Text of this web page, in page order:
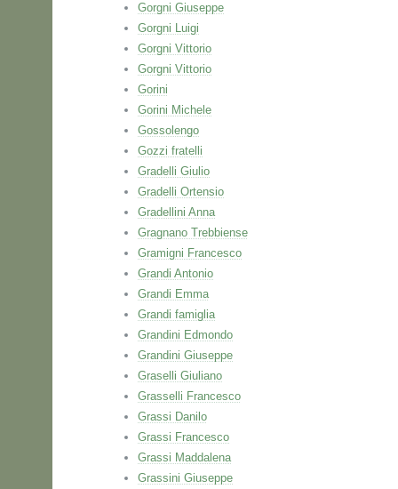
Gorgni Giuseppe
Gorgni Luigi
Gorgni Vittorio
Gorgni Vittorio
Gorini
Gorini Michele
Gossolengo
Gozzi fratelli
Gradelli Giulio
Gradelli Ortensio
Gradellini Anna
Gragnano Trebbiense
Gramigni Francesco
Grandi Antonio
Grandi Emma
Grandi famiglia
Grandini Edmondo
Grandini Giuseppe
Graselli Giuliano
Grasselli Francesco
Grassi Danilo
Grassi Francesco
Grassi Maddalena
Grassini Giuseppe